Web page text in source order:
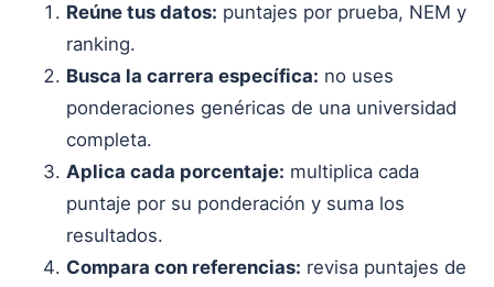
Reúne tus datos: puntajes por prueba, NEM y
ranking.
Busca la carrera específica: no uses
ponderaciones genéricas de una universidad
completa.
Aplica cada porcentaje: multiplica cada
puntaje por su ponderación y suma los
resultados.
Compara con referencias: revisa puntajes de